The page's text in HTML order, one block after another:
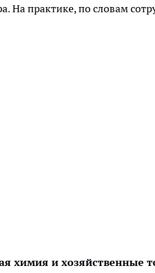
На практике, по словам
химия и